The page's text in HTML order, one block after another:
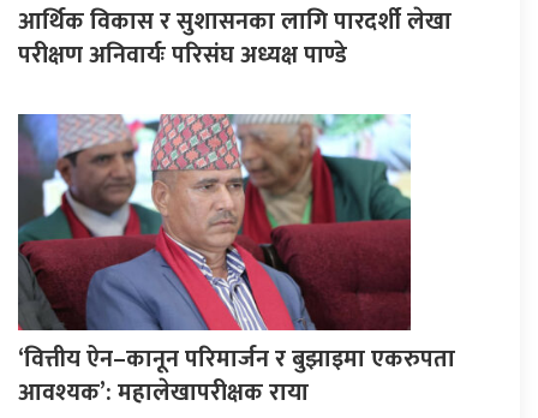
आर्थिक विकास र सुशासनका लागि पारदर्शी लेखा
परीक्षण अनिवार्यः परिसंघ अध्यक्ष पाण्डे
‘वित्तीय ऐन–कानून परिमार्जन र बुझाइमा एकरुपता
आवश्यक’: महालेखापरीक्षक राया